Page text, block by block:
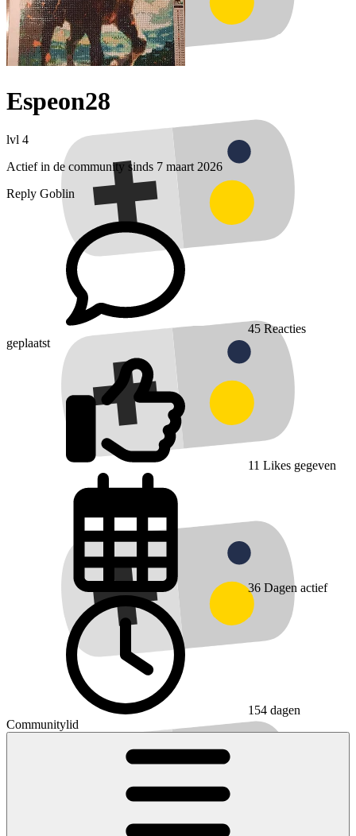
Espeon28
lvl 4
Actief in de community sinds 7 maart 2026
Reply Goblin
45 Reacties
geplaatst
11 Likes gegeven
36 Dagen actief
154 dagen
Communitylid